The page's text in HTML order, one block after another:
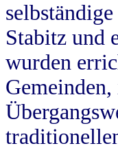
Stabitz und
wurden